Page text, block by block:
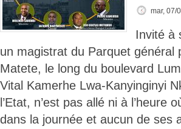
mar, 07/
Invité à
un magistrat du Parquet général
Matete, le long du boulevard
Vital Kamerhe Lwa-Kanyinginyi
l’Etat, n’est pas allé ni à
dans la journée et aucun de ses